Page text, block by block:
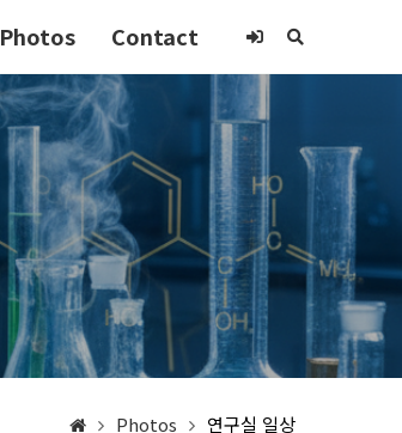
Photos Contact
Photos 연구실 일상